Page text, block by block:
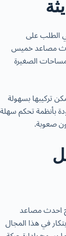
الطلب على
مصاعد خميس
الصغيرة
تركيبها بسهولة
بأنظمة تحكم سهلة
صعوبة.
احدث مصاعد
في هذا المجال